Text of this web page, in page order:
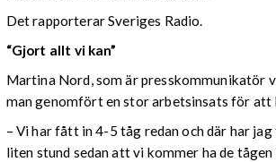
Det rapporterar Sveriges Radio.
“Gjort allt vi kan”
Martina Nord, som är presskommunikatör
man genomfört en stor arbetsinsats för att
– Vi har fått in 4-5 tåg redan och där har
liten stund sedan att vi kommer ha de